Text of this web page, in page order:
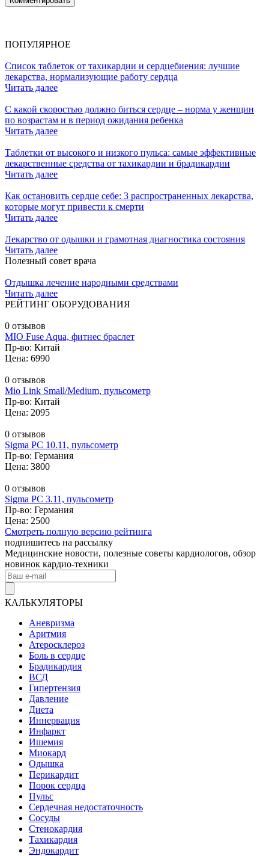
ПОПУЛЯРНОЕ
Список таблеток от тахикардии и сердцебиения: лучшие
лекарства, нормализующие работу сердца
Читать далее
С какой скоростью должно биться сердце – норма у женщин
по возрастам и в период ожидания ребенка
Читать далее
Таблетки от высокого и низкого пульса: самые эффективные
лекарственные средства от тахикардии и брадикардии
Читать далее
Как остановить сердце себе: 3 распространенных лекарства,
которые могут привести к смерти
Читать далее
Лекарство от одышки и грамотная диагностика состояния
Читать далее
Полезный совет врача
Отдышка лечение народными средствами
Читать далее
РЕЙТИНГ ОБОРУДОВАНИЯ
0 отзывов
MIO Fuse Aqua, фитнес браслет
Пр-во: Китай
Цена: 6990
0 отзывов
Mio Link Small/Medium, пульсометр
Пр-во: Китай
Цена: 2095
0 отзывов
Sigma PC 10.11, пульсометр
Пр-во: Германия
Цена: 3800
0 отзывов
Sigma PC 3.11, пульсометр
Пр-во: Германия
Цена: 2500
Смотреть полную версию рейтинга
подпишитесь на рассылку
Медицинские новости, полезные советы кардиологов, обзор
новинок кардио-техники
КАЛЬКУЛЯТОРЫ
Аневризма
Аритмия
Атеросклероз
Боль в сердце
Брадикардия
ВСД
Гипертензия
Давление
Диета
Иннервация
Инфаркт
Ишемия
Миокард
Одышка
Перикардит
Порок сердца
Пульс
Сердечная недостаточность
Сосуды
Стенокардия
Тахикардия
Эндокардит